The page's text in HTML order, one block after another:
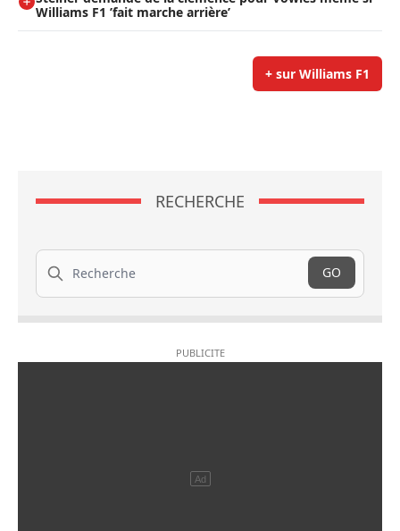
Williams F1 ’fait marche arrière’
+ sur Williams F1
RECHERCHE
Recherche
GO